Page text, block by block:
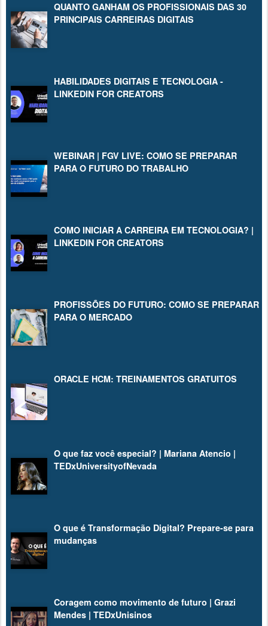
QUANTO GANHAM OS PROFISSIONAIS DAS 30
PRINCIPAIS CARREIRAS DIGITAIS
HABILIDADES DIGITAIS E TECNOLOGIA -
LINKEDIN FOR CREATORS
WEBINAR | FGV LIVE: COMO SE PREPARAR
PARA O FUTURO DO TRABALHO
COMO INICIAR A CARREIRA EM TECNOLOGIA? |
LINKEDIN FOR CREATORS
PROFISSÕES DO FUTURO: COMO SE PREPARAR
PARA O MERCADO
ORACLE HCM: TREINAMENTOS GRATUITOS
O que faz você especial? | Mariana Atencio |
TEDxUniversityofNevada
O que é Transformação Digital? Prepare-se para
mudanças
Coragem como movimento de futuro | Grazi
Mendes | TEDxUnisinos